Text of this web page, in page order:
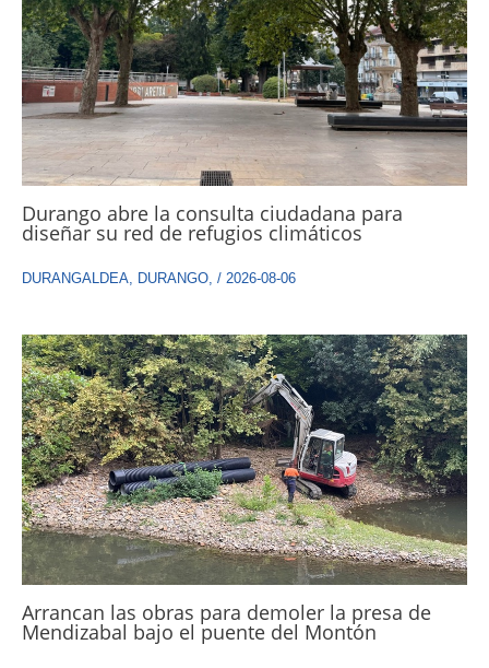
Durango abre la consulta ciudadana para
diseñar su red de refugios climáticos
DURANGALDEA, DURANGO, / 2026-08-06
Arrancan las obras para demoler la presa de
Mendizabal bajo el puente del Montón